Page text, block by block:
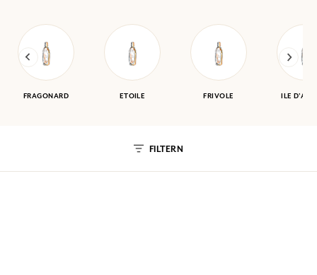
FRAGONARD ETOILE FRIVOLE ILE
FILTERN